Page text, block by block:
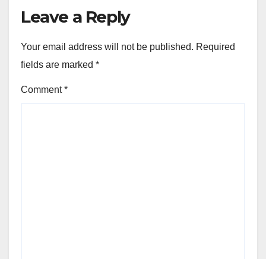
Leave a Reply
Your email address will not be published. Required
fields are marked *
Comment*